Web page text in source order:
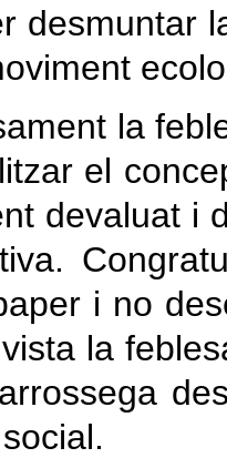
desmuntar
la
el
devaluat i
i no
la